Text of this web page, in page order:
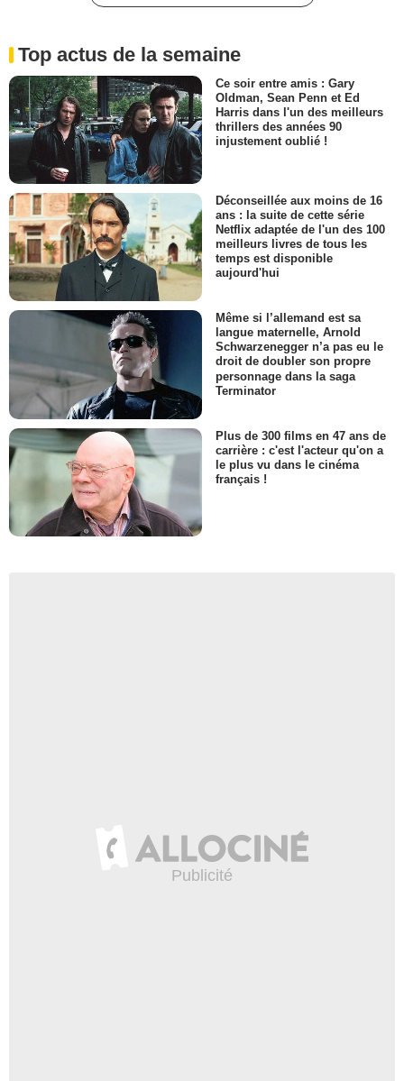
Top actus de la semaine
Ce soir entre amis : Gary
Oldman, Sean Penn et Ed
Harris dans l'un des meilleurs
thrillers des années 90
injustement oublié !
Déconseillée aux moins de 16
ans : la suite de cette série
Netflix adaptée de l'un des 100
meilleurs livres de tous les
temps est disponible
aujourd'hui
Même si l’allemand est sa
langue maternelle, Arnold
Schwarzenegger n’a pas eu le
droit de doubler son propre
personnage dans la saga
Terminator
Plus de 300 films en 47 ans de
carrière : c'est l'acteur qu'on a
le plus vu dans le cinéma
français !